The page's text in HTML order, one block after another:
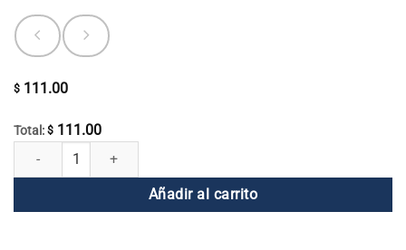
$ 111.00
Total: $ 111.00
11 Centros Lunares cantidad
Añadir al carrito